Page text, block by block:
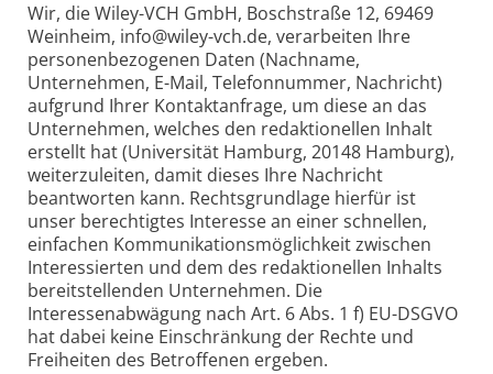
Wir, die Wiley-VCH GmbH, Boschstraße 12, 69469
Weinheim, info@wiley-vch.de, verarbeiten Ihre
personenbezogenen Daten (Nachname,
Unternehmen, E-Mail, Telefonnummer, Nachricht)
aufgrund Ihrer Kontaktanfrage, um diese an das
Unternehmen, welches den redaktionellen Inhalt
erstellt hat (Universität Hamburg, 20148 Hamburg),
weiterzuleiten, damit dieses Ihre Nachricht
beantworten kann. Rechtsgrundlage hierfür ist
unser berechtigtes Interesse an einer schnellen,
einfachen Kommunikationsmöglichkeit zwischen
Interessierten und dem des redaktionellen Inhalts
bereitstellenden Unternehmen. Die
Interessenabwägung nach Art. 6 Abs. 1 f) EU-DSGVO
hat dabei keine Einschränkung der Rechte und
Freiheiten des Betroffenen ergeben.